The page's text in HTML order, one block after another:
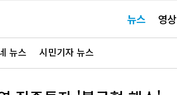
요뉴스 영상
뉴스 시민기자 뉴스